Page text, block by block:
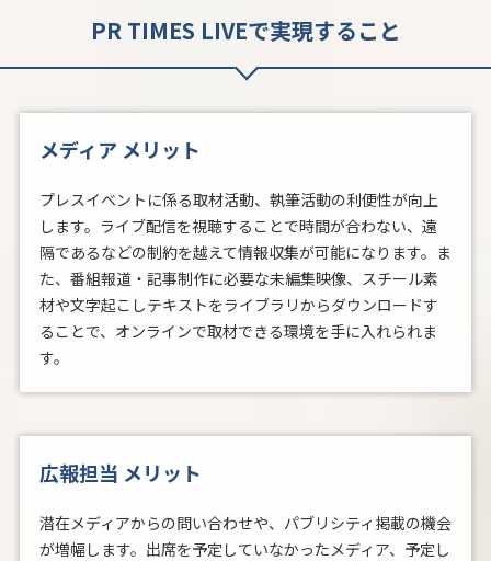
PR TIMES LIVEで実現すること
メディア メリット
プレスイベントに係る取材活動、執筆活動の利便性が向上
します。ライブ配信を視聴することで時間が合わない、遠
隔であるなどの制約を越えて情報収集が可能になります。ま
た、番組報道・記事制作に必要な未編集映像、スチール素
材や文字起こしテキストをライブラリからダウンロードす
ることで、オンラインで取材できる環境を手に入れられま
す。
広報担当 メリット
潜在メディアからの問い合わせや、パブリシティ掲載の機会
が増幅します。出席を予定していなかったメディア、予定し